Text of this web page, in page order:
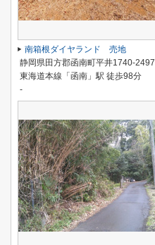
南箱根ダイヤランド 売地
静岡県田方郡函南町平井1740-2497
東海道本線「函南」駅 徒歩98分
-